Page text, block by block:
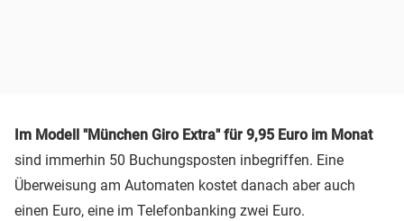
Im Modell "München Giro Extra" für 9,95 Euro im Monat
sind immerhin 50 Buchungsposten inbegriffen. Eine
Überweisung am Automaten kostet danach aber auch
einen Euro, eine im Telefonbanking zwei Euro.